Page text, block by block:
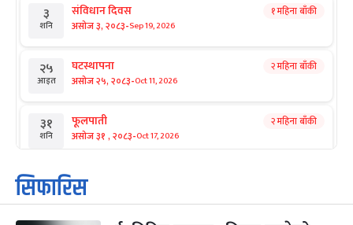
३
शनि
संविधान दिवस
असोज ३, २०८३-Sep 19, 2026
१ महिना बाँकी
२५
आइत
घटस्थापना
असोज २५, २०८३-Oct 11, 2026
२ महिना बाँकी
३१
शनि
फूलपाती
असोज ३१ , २०८३-Oct 17, 2026
२ महिना बाँकी
१
आइत
कार्तिक सङ्क्रान्ति
कार्तिक १, २०८३
सिफारिस